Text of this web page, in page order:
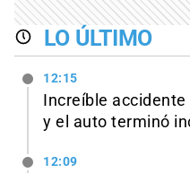
LO ÚLTIMO
12:15
Increíble
y el auto terminó
12:09